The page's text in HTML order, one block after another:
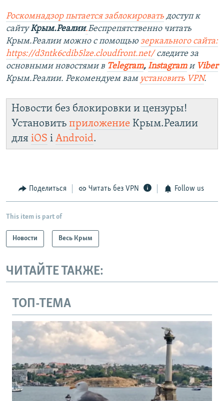
Роскомнадзор пытается заблокировать доступ к
сайтуКрым.Реалии.Беспрепятственно читать
Крым.Реалии можно с помощью зеркального сайта:
https://d3ntk6cdib5lze.cloudfront.net/следите за
основными новостями в Telegram, Instagramи Viber
Крым.Реалии. Рекомендуем вам установить VPN.
Новости без блокировки и цензуры!
Установить приложение Крым.Реалии
для iOS і Android.
Поделиться Читать без VPN Follow us
This item is part of
Новости Весь Крым
ЧИТАЙТЕ ТАКЖЕ:
ТОП-ТЕМА